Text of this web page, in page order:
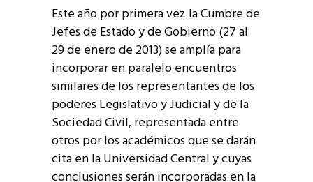
Este año por primera vez la Cumbre de
Jefes de Estado y de Gobierno (27 al
29 de enero de 2013) se amplía para
incorporar en paralelo encuentros
similares de los representantes de los
poderes Legislativo y Judicial y de la
Sociedad Civil, representada entre
otros por los académicos que se darán
cita en la Universidad Central y cuyas
conclusiones serán incorporadas en la